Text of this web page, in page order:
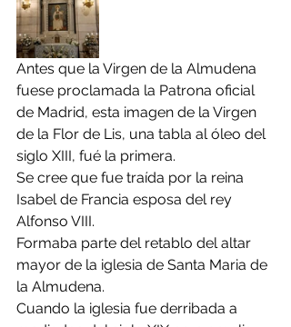
Antes que la Virgen de la Almudena
fuese proclamada la Patrona oficial
de Madrid, esta imagen de la Virgen
de la Flor de Lis, una tabla al óleo del
siglo XIII, fué la primera.
Se cree que fue traída por la reina
Isabel de Francia esposa del rey
Alfonso VIII.
Formaba parte del retablo del altar
mayor de la iglesia de Santa Maria de
la Almudena.
Cuando la iglesia fue derribada a